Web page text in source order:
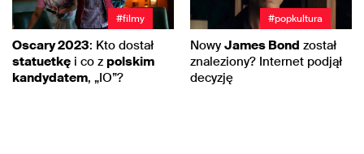
#filmy
Oscary 2023: Kto dostał
statuetkę i co z polskim
kandydatem, „IO”?
#popkultura
Nowy James Bond został
znaleziony? Internet podjął
decyzję